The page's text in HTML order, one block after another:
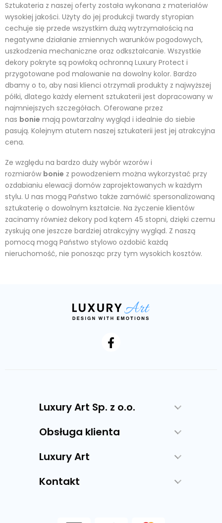
Sztukateria z naszej oferty została wykonana z materiałów
wysokiej jakości. Użyty do jej produkcji twardy styropian
cechuje się przede wszystkim dużą wytrzymałością na
negatywne działanie zmiennych warunków pogodowych,
uszkodzenia mechaniczne oraz odkształcanie. Wszystkie
dekory pokryte są powłoką ochronną Luxury Protect i
przygotowane pod malowanie na dowolny kolor. Bardzo
dbamy o to, aby nasi klienci otrzymali produkty z najwyższej
półki, dlatego każdy element sztukaterii jest dopracowany w
najmniejszych szczegółach. Oferowane przez
nas bonie mają powtarzalny wygląd i idealnie do siebie
pasują. Kolejnym atutem naszej sztukaterii jest jej atrakcyjna
cena.
Ze względu na bardzo duży wybór wzorów i
rozmiarów bonie z powodzeniem można wykorzystać przy
ozdabianiu elewacji domów zaprojektowanych w każdym
stylu. U nas mogą Państwo także zamówić spersonalizowaną
sztukaterię o dowolnym kształcie. Na życzenie klientów
zacinamy również dekory pod kątem 45 stopni, dzięki czemu
zyskują one jeszcze bardziej atrakcyjny wygląd. Z naszą
pomocą mogą Państwo stylowo ozdobić każdą
nieruchomość, nie ponosząc przy tym wysokich kosztów.
Luxury Art Sp. z o.o.
Obsługa klienta
Luxury Art
Kontakt